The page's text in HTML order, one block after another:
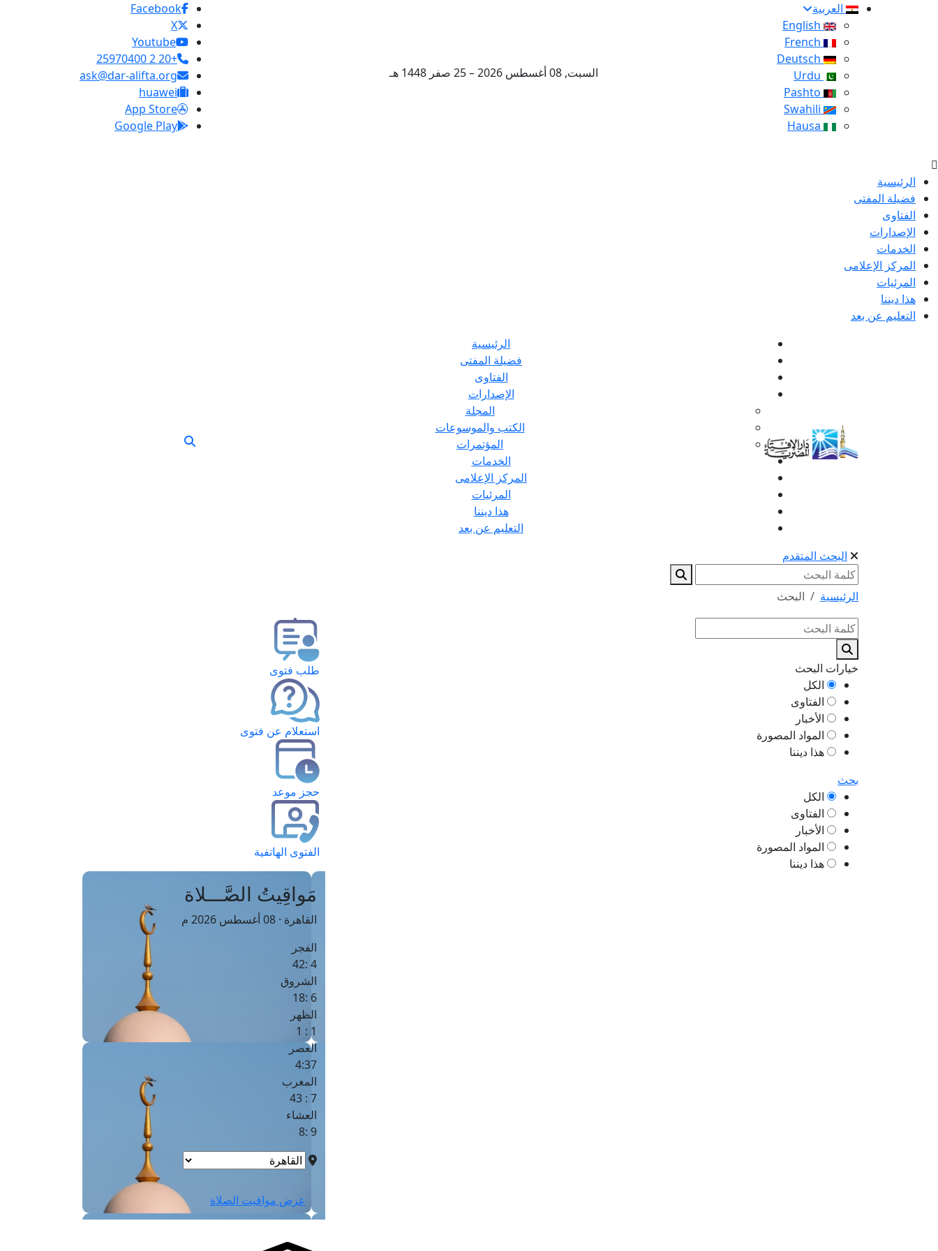
العربية
السبت, 08 أغسطس 2026 – 25 صفر 1448 هـ
Facebook
X
Youtube
+20 2 25970400
ask@dar-alifta.org
huawei
App Store
Google Play
الرئيسية
فضيلة المفتى
الفتاوى
الإصدارات
الخدمات
المركز الإعلامى
المرئيات
هذا ديننا
التعليم عن بعد
الرئيسية
فضيلة المفتى
الفتاوى
الإصدارات
المجلة
الكتب والموسوعات
المؤتمرات
الخدمات
المركز الإعلامى
المرئيات
هذا ديننا
التعليم عن بعد
البحث المتقدم
الرئيسية البحث
خيارات البحث
الكل
الفتاوى
الأخبار
المواد المصورة
هذا ديننا
بحث
الكل
الفتاوى
الأخبار
المواد المصورة
هذا ديننا
طلب فتوى
استعلام عن فتوى
حجز موعد
الفتوى الهاتفية
مَواقِيتُ الصَّـــلاة
القاهرة · 08 أغسطس 2026 م
الفجر
4 :42
الشروق
6 :18
الظهر
1 : 1
العصر
4:37
المغرب
7 : 43
العشاء
9 :8
عرض مواقيت الصلاة